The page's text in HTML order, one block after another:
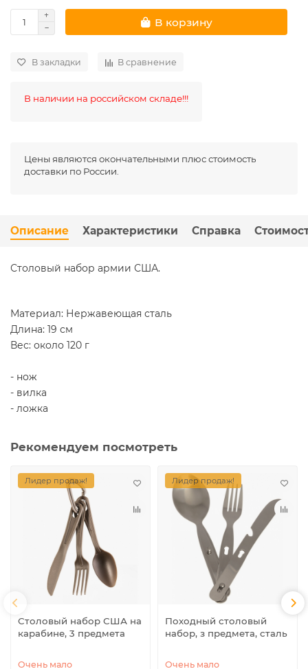
В корзину
В закладки В сравнение
В наличии на российском складе!!!
Цены являются окончательными плюс стоимость
доставки по России.
Описание Характеристики Справка
Столовый набор армии США.
Материал: Нержавеющая сталь
Длина: 19 см
Вес: около 120 г
- нож
- вилка
- ложка
Рекомендуем посмотреть
Лидер продаж!
Столовый набор США на
карабине, 3 предмета
Очень мало
Лидер продаж!
Походный столовый
набор, з предмета, сталь
Очень мало